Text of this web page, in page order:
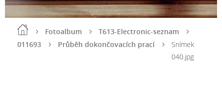
Fotoalbum
T613-Electronic-seznam
011693
Průběh dokončovacích prací
Snímek
040.jpg